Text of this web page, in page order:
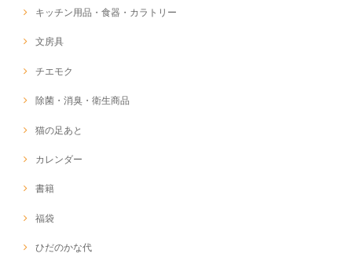
キッチン用品・食器・カラトリー
文房具
チエモク
除菌・消臭・衛生商品
猫の足あと
カレンダー
書籍
福袋
ひだのかな代